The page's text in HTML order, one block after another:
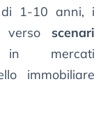
di 1-10 anni, i
verso scenari
in mercati
immobiliare